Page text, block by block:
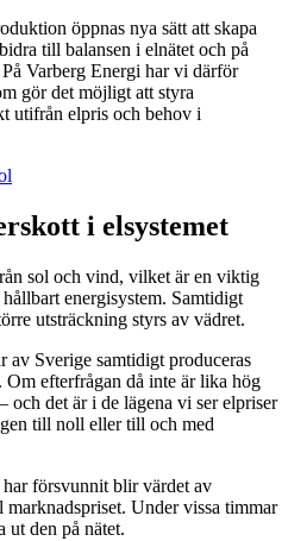
öppnas nya sätt att skapa
till balansen i elnätet och på
Varberg Energi har vi därför
gör det möjligt att styra
utifrån elpris och behov i
i elsystemet
sol och vind, vilket är en viktig
energisystem. Samtidigt
utsträckning styrs av vädret.
av Sverige samtidigt produceras
Om efterfrågan då inte är lika hög
och det är i de lägena vi ser elpriser
till noll eller till och med
försvunnit blir värdet av
Under vissa timmar
ut den på nätet.